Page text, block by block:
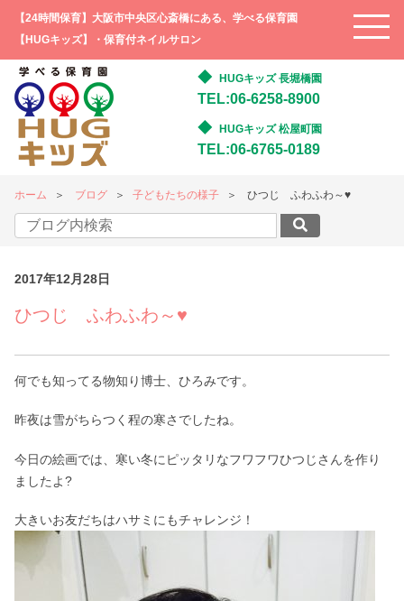
【24時間保育】大阪市中央区心斎橋にある、学べる保育園
【HUGキッズ】・保育付ネイルサロン
HUGキッズ 長堀橋園
TEL:06-6258-8900
HUGキッズ 松屋町園
TEL:06-6765-0189
ホーム ブログ 子どもたちの様子 ひつじ ふわふわ～♥
2017年12月28日
ひつじ ふわふわ～♥
何でも知ってる物知り博士、ひろみです。
昨夜は雪がちらつく程の寒さでしたね。
今日の絵画では、寒い冬にピッタリなフワフワひつじさんを作り
ましたよ?
大きいお友だちはハサミにもチャレンジ！